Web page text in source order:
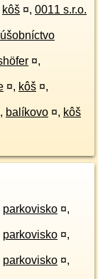
kôš ¤, 0011 s.r.o.
¤,
¤, kôš ¤,
, balíkovo ¤, kôš
parkovisko ¤,
parkovisko ¤,
parkovisko ¤,